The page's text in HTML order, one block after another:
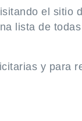
el sitio
lista de
y para